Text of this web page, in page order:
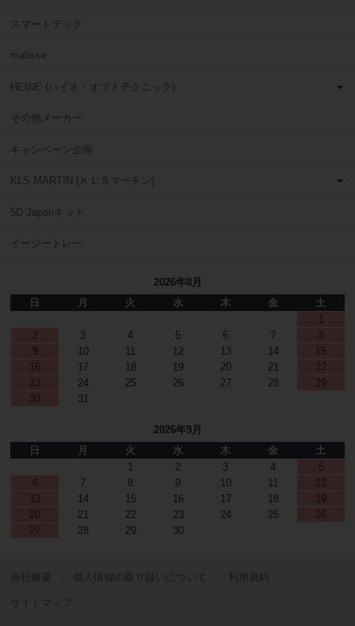
スマートテック
matisse
HEINE (ハイネ・オプトテクニック)
その他メーカー
キャンペーン企画
KLS MARTIN (ＫＬＳマーチン)
5D Japanキット
イージートレー
2026年8月
日
月 火 水 木 金
土
1
2
3 4 5 6 7
8
9
10 11 12 13 14
15
16
17 18 19 20 21
22
23
24 25 26 27 28
29
30
31
2026年9月
日
月 火 水 木 金
土
1
2 3 4
5
6
7 8 9 10 11
12
13
14 15 16 17 18
19
20
21 22 23 24 25
26
27
28 29 30
会社概要 個人情報の取り扱いについて 利用規約
サイトマップ